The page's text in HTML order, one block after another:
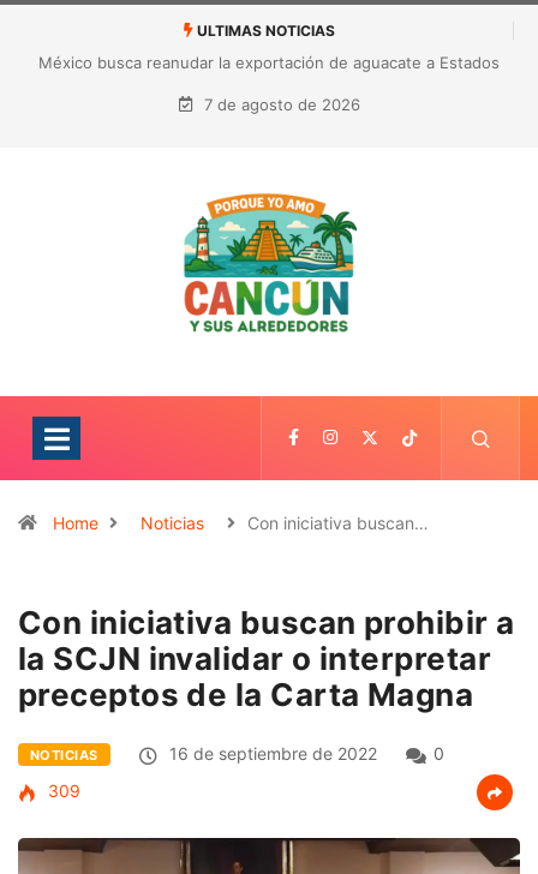
ULTIMAS NOTICIAS
México busca reanudar la exportación de aguacate a Estados
Unidos tras suspensión por alerta de seguridad
7 de agosto de 2026
Home Noticias Con iniciativa buscan…
Con iniciativa buscan prohibir a
la SCJN invalidar o interpretar
preceptos de la Carta Magna
NOTICIAS 16 de septiembre de 2022
0
309